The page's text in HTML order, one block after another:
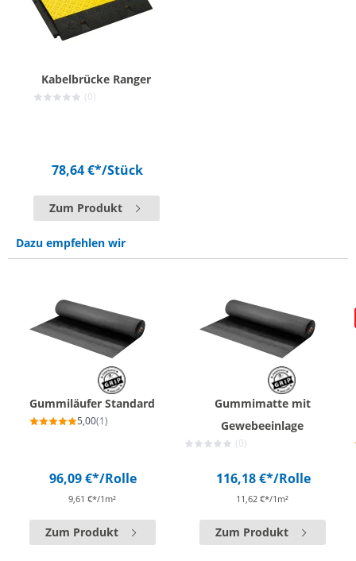
Kabelbrücke Ranger
(0)
78,64 €*/Stück
Zum Produkt
Dazu empfehlen wir
Gummiläufer Standard
5,00(1)
96,09 €*/Rolle
9,61 €*/1m²
Zum Produkt
Gummimatte mit
Gewebeeinlage
(0)
116,18 €*/Rolle
11,62 €*/1m²
Zum Produkt